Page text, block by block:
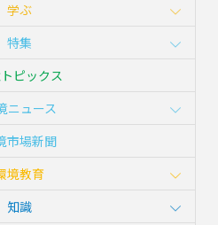
学ぶ
特集
ピックス
ニュース
市場新聞
境教育
知識